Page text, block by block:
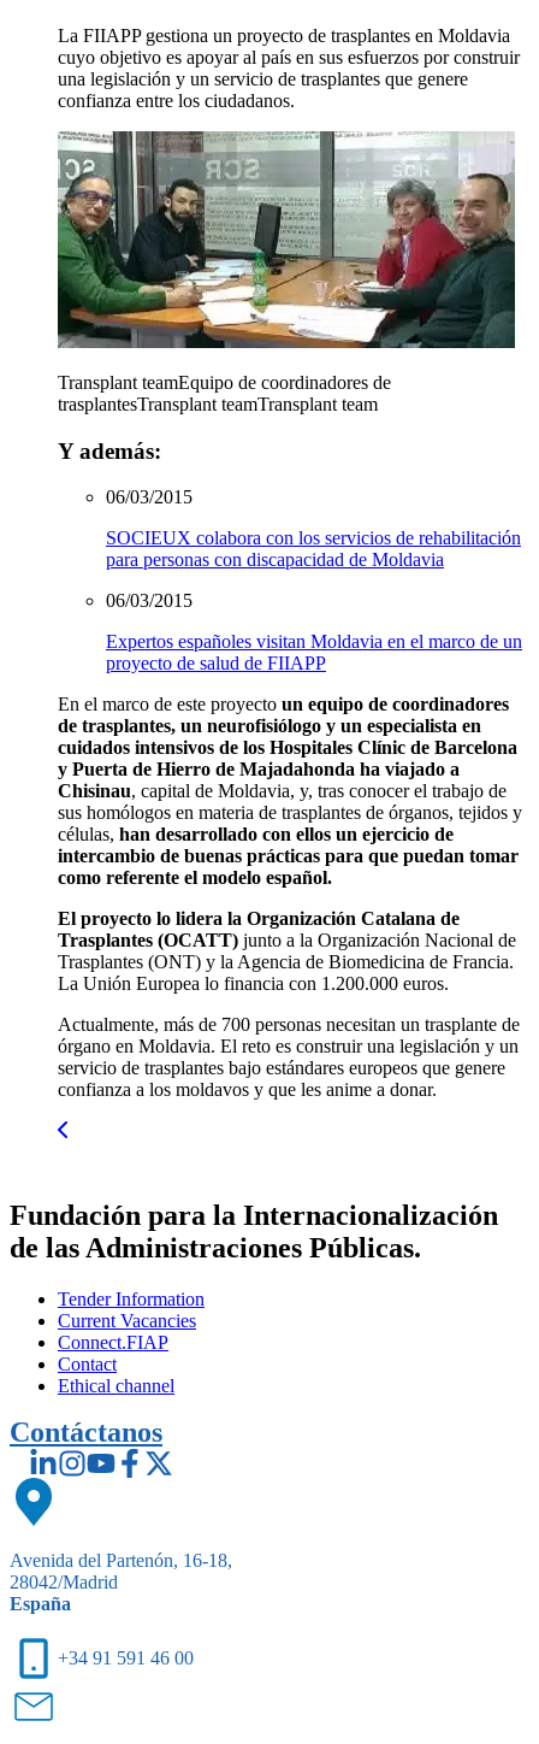
La FIIAPP gestiona un proyecto de trasplantes en Moldavia
cuyo objetivo es apoyar al país en sus esfuerzos por construir
una legislación y un servicio de trasplantes que genere
confianza entre los ciudadanos.
Transplant teamEquipo de coordinadores de
trasplantesTransplant teamTransplant team
Y además:
06/03/2015
SOCIEUX colabora con los servicios de rehabilitación
para personas con discapacidad de Moldavia
06/03/2015
Expertos españoles visitan Moldavia en el marco de un
proyecto de salud de FIIAPP
En el marco de este proyecto un equipo de coordinadores
de trasplantes, un neurofisiólogo y un especialista en
cuidados intensivos de los Hospitales Clínic de Barcelona
y Puerta de Hierro de Majadahonda ha viajado a
Chisinau, capital de Moldavia, y, tras conocer el trabajo de
sus homólogos en materia de trasplantes de órganos, tejidos y
células, han desarrollado con ellos un ejercicio de
intercambio de buenas prácticas para que puedan tomar
como referente el modelo español.
El proyecto lo lidera la Organización Catalana de
Trasplantes (OCATT) junto a la Organización Nacional de
Trasplantes (ONT) y la Agencia de Biomedicina de Francia.
La Unión Europea lo financia con 1.200.000 euros.
Actualmente, más de 700 personas necesitan un trasplante de
órgano en Moldavia. El reto es construir una legislación y un
servicio de trasplantes bajo estándares europeos que genere
confianza a los moldavos y que les anime a donar.
Fundación para la Internacionalización
de las Administraciones Públicas.
Tender Information
Current Vacancies
Connect.FIAP
Contact
Ethical channel
Contáctanos
Avenida del Partenón, 16-18,
28042/Madrid
España
+34 91 591 46 00